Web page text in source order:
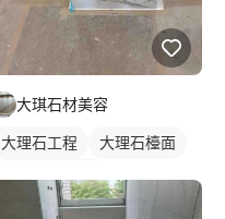
大琪石材美容
大理石工程
大理石檯面